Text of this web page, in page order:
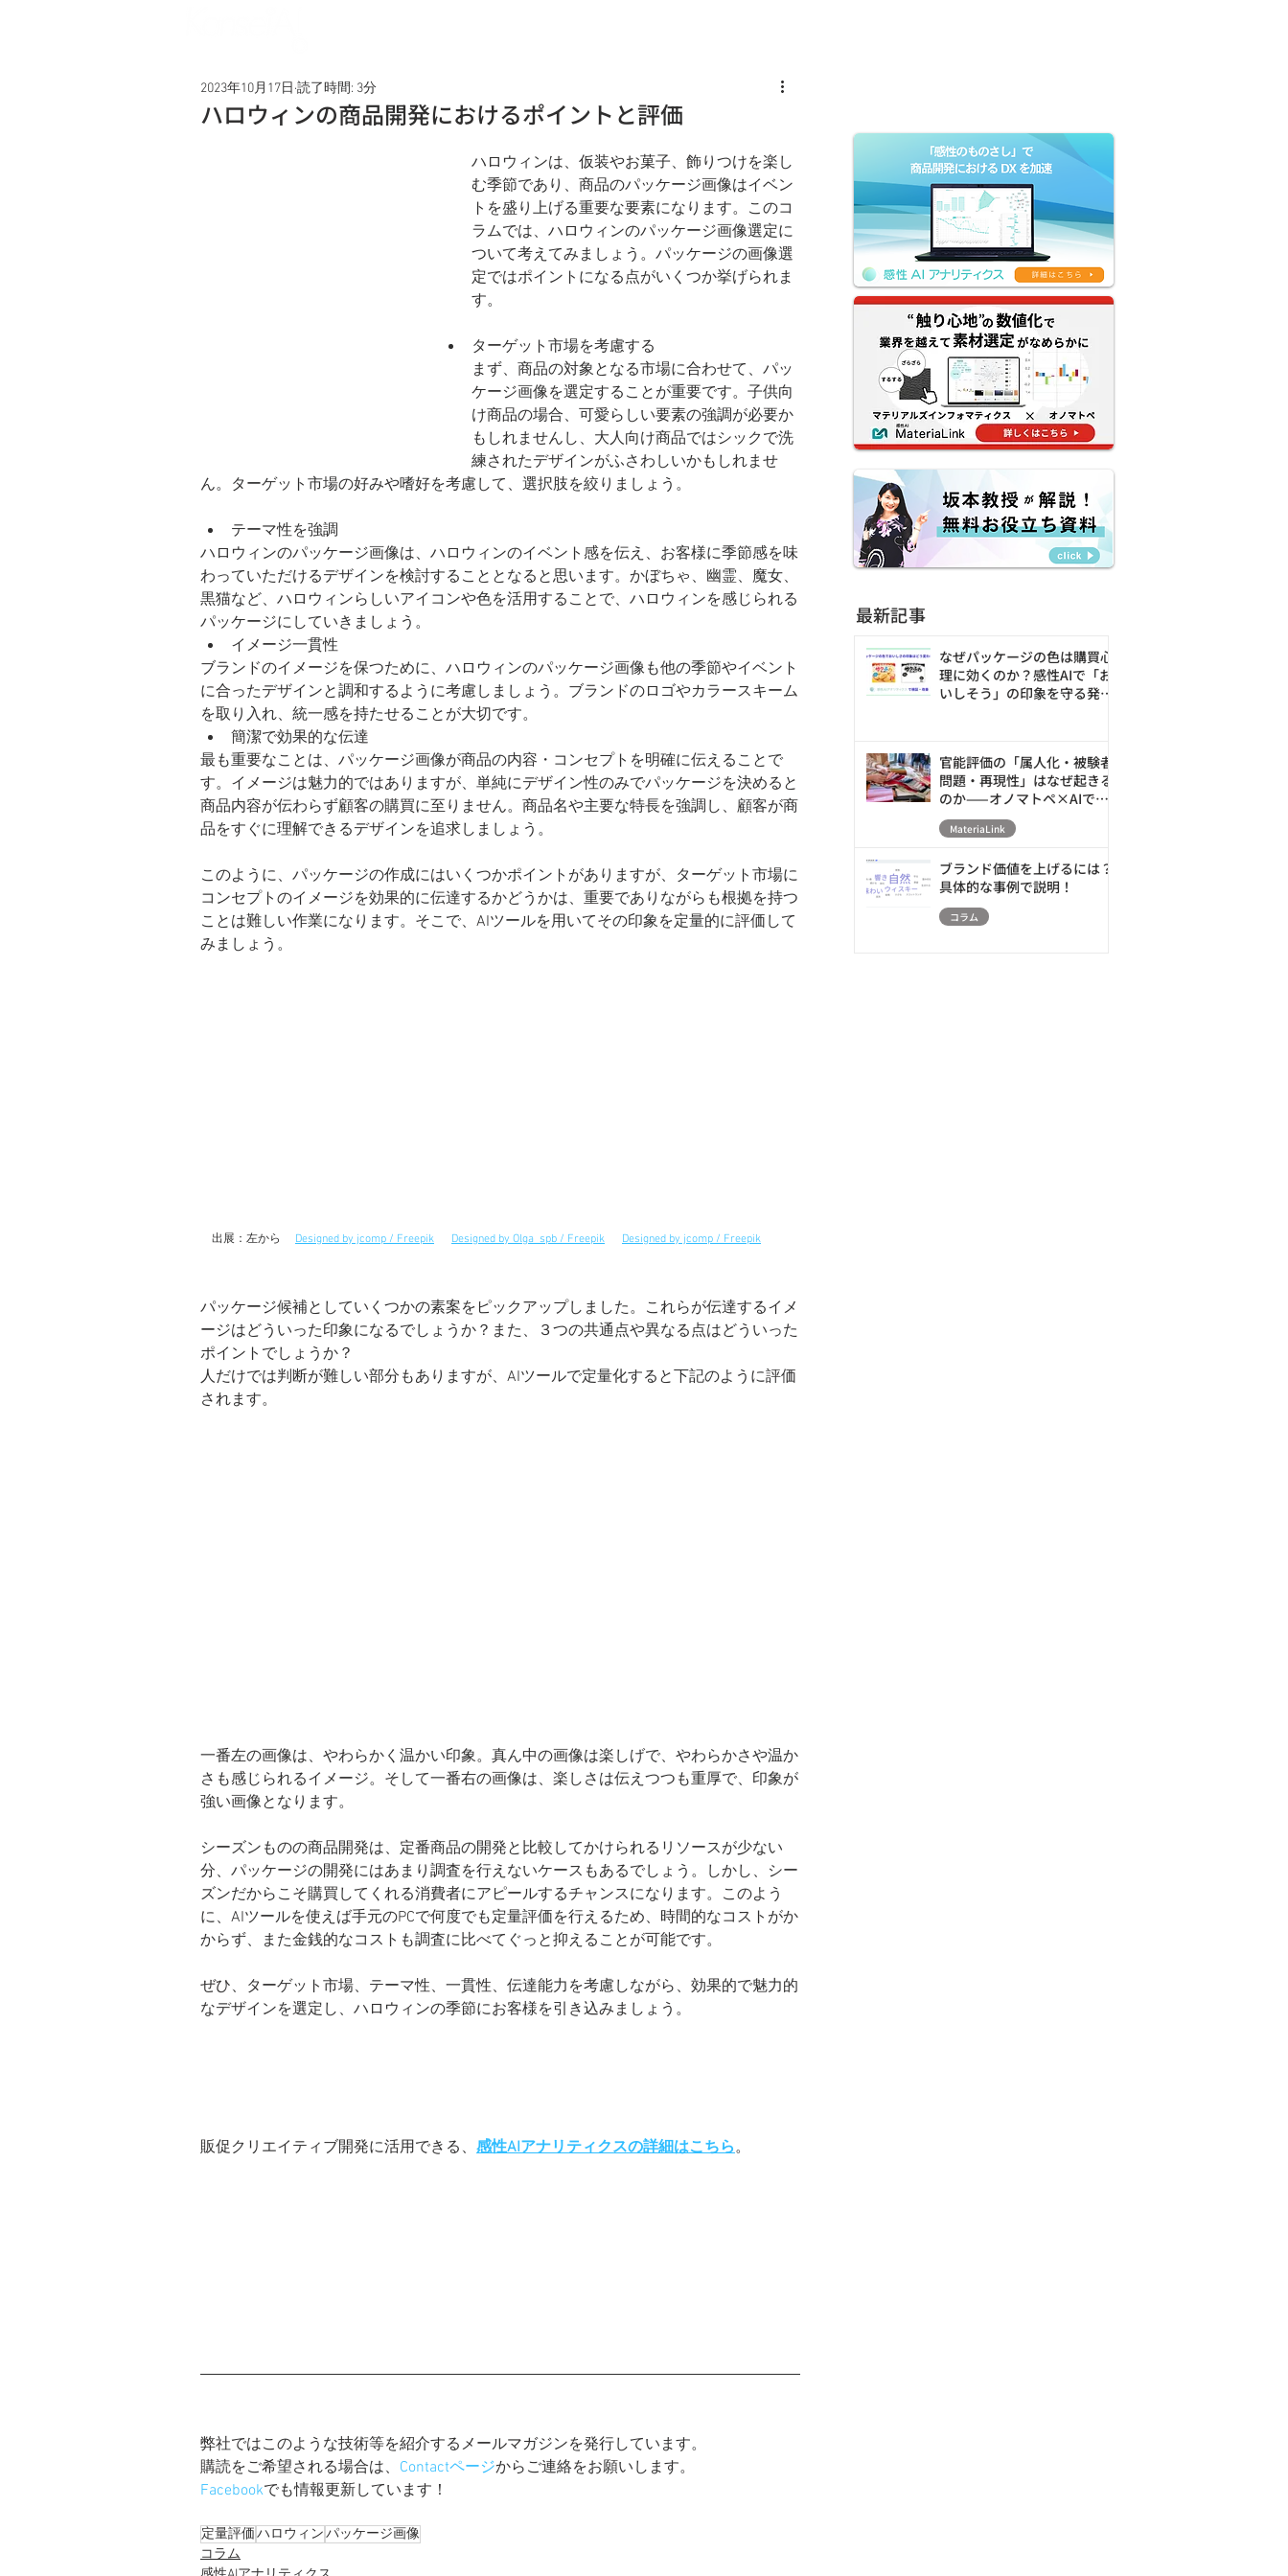
ハロウィンの商品開発におけるポイントと評価
2023年10月17日 読了時間: 3分
ハロウィンは、仮装やお菓子、飾りつけを楽し
む季節であり、商品のパッケージ画像はイベン
トを盛り上げる重要な要素になります。このコ
ラムでは、ハロウィンのパッケージ画像選定に
ついて考えてみましょう。パッケージの画像選
定ではポイントになる点がいくつか挙げられま
す。
ターゲット市場を考慮する
まず、商品の対象となる市場に合わせて、パッ
ケージ画像を選定することが重要です。子供向
け商品の場合、可愛らしい要素の強調が必要か
もしれませんし、大人向け商品ではシックで洗
練されたデザインがふさわしいかもしれませ
ん。ターゲット市場の好みや嗜好を考慮して、選択肢を絞りましょう。
テーマ性を強調
ハロウィンのパッケージ画像は、ハロウィンのイベント感を伝え、お客様に季節感を味
わっていただけるデザインを検討することとなると思います。かぼちゃ、幽霊、魔女、
黒猫など、ハロウィンらしいアイコンや色を活用することで、ハロウィンを感じられる
パッケージにしていきましょう。
イメージ一貫性
ブランドのイメージを保つために、ハロウィンのパッケージ画像も他の季節やイベント
に合ったデザインと調和するように考慮しましょう。ブランドのロゴやカラースキーム
を取り入れ、統一感を持たせることが大切です。
簡潔で効果的な伝達
最も重要なことは、パッケージ画像が商品の内容・コンセプトを明確に伝えることで
す。イメージは魅力的ではありますが、単純にデザイン性のみでパッケージを決めると
商品内容が伝わらず顧客の購買に至りません。商品名や主要な特長を強調し、顧客が商
品をすぐに理解できるデザインを追求しましょう。
このように、パッケージの作成にはいくつかポイントがありますが、ターゲット市場に
コンセプトのイメージを効果的に伝達するかどうかは、重要でありながらも根拠を持つ
ことは難しい作業になります。そこで、AIツールを用いてその印象を定量的に評価して
みましょう。
出展：左から Designed by jcomp / Freepik Designed by Olga_spb / Freepik Designed by jcomp / Freepik
パッケージ候補としていくつかの素案をピックアップしました。これらが伝達するイメ
ージはどういった印象になるでしょうか？また、３つの共通点や異なる点はどういった
ポイントでしょうか？
人だけでは判断が難しい部分もありますが、AIツールで定量化すると下記のように評価
されます。
一番左の画像は、やわらかく温かい印象。真ん中の画像は楽しげで、やわらかさや温か
さも感じられるイメージ。そして一番右の画像は、楽しさは伝えつつも重厚で、印象が
強い画像となります。
シーズンものの商品開発は、定番商品の開発と比較してかけられるリソースが少ない
分、パッケージの開発にはあまり調査を行えないケースもあるでしょう。しかし、シー
ズンだからこそ購買してくれる消費者にアピールするチャンスになります。このよう
に、AIツールを使えば手元のPCで何度でも定量評価を行えるため、時間的なコストがか
からず、また金銭的なコストも調査に比べてぐっと抑えることが可能です。
ぜひ、ターゲット市場、テーマ性、一貫性、伝達能力を考慮しながら、効果的で魅力的
なデザインを選定し、ハロウィンの季節にお客様を引き込みましょう。
販促クリエイティブ開発に活用できる、 感性AIアナリティクスの詳細はこちら。
弊社ではこのような技術等を紹介するメールマガジンを発行しています。
購読をご希望される場合は、 Contactページからご連絡をお願いします。
Facebookでも情報更新しています！
定量評価ハロウィンパッケージ画像
コラム
最新記事
なぜパッケージの色は購買心
理に効くのか？感性AIで「お
いしそう」の印象を守る発売
官能評価の「属人化・被験者
問題・再現性」はなぜ起きる
のか——オノマトペ×AIで素
材の触感を数値化・シミュレ
ーションする新アプローチ
MateriaLink
ブランド価値を上げるには？
具体的な事例で説明！
コラム